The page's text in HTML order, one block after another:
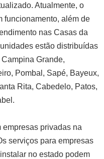
Atualmente, o
funcionamento, além de
nas Casas da
estão distribuídas
Grande,
Pombal, Sapé, Bayeux,
Rita, Cabedelo, Patos,
privadas na
serviços para empresas
no estado podem